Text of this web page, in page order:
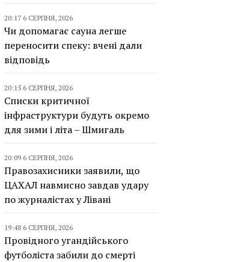
20:17 6 СЕРПНЯ, 2026
Чи допомагає сауна легше
переносити спеку: вчені дали
відповідь
20:15 6 СЕРПНЯ, 2026
Списки критичної
інфраструктури будуть окремо
для зими і літа – Шмигаль
20:09 6 СЕРПНЯ, 2026
Правозахисники заявили, що
ЦАХАЛ навмисно завдав удару
по журналістах у Лівані
19:48 6 СЕРПНЯ, 2026
Провідного угандійського
футболіста забили до смерті